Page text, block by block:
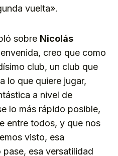
vuelta».
sobre Nicolás
creo que como
club, un club que
lo que quiere jugar,
a nivel de
lo más rápido posible,
entre todos, y que nos
visto, esa
esa versatilidad